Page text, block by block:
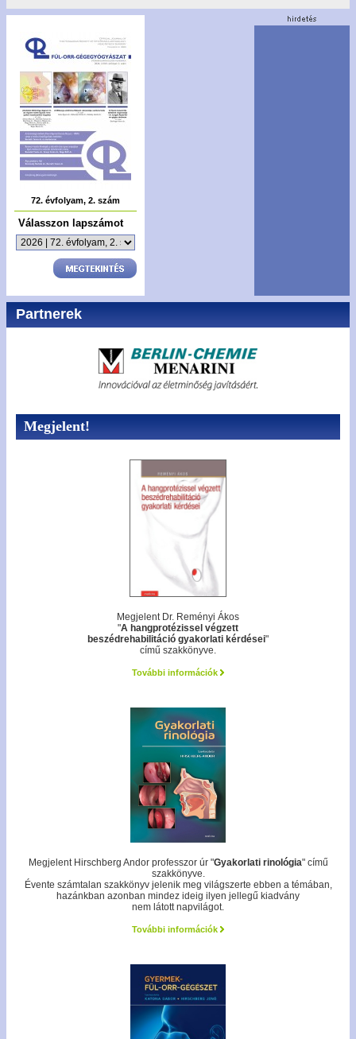
72. évfolyam, 2. szám
Válasszon lapszámot
Partnerek
Megjelent!
Megjelent Dr. Reményi Ákos
"A hangprotézissel végzett
beszédrehabilitáció gyakorlati kérdései"
című szakkönyve.
További információk
Megjelent Hirschberg Andor professzor úr "Gyakorlati rinológia" című
szakkönyve.
Évente számtalan szakkönyv jelenik meg világszerte ebben a témában,
hazánkban azonban mindez ideig ilyen jellegű kiadvány
nem látott napvilágot.
További információk